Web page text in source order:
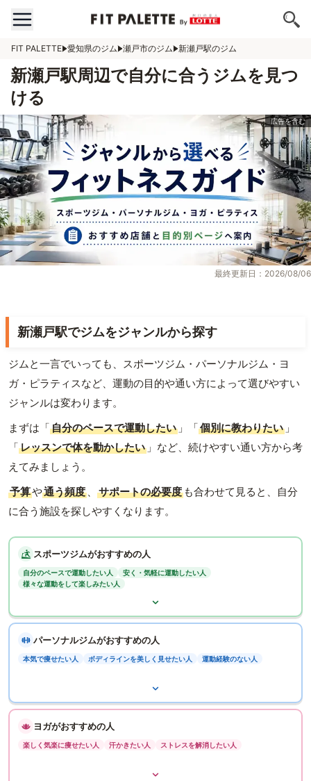
FIT PALETTE 愛知県のジム 瀬戸市のジム 新瀬戸駅のジム
新瀬戸駅周辺で自分に合うジムを見つ
ける
最終更新日：2026/08/06
新瀬戸駅でジムをジャンルから探す
ジムと一言でいっても、スポーツジム・パーソナルジム・ヨ
ガ・ピラティスなど、運動の目的や通い方によって選びやすい
ジャンルは変わります。
まずは「自分のペースで運動したい 」「個別に教わりたい 」
「レッスンで体を動かしたい 」など、続けやすい通い方から考
えてみましょう。
予算や通う頻度 、 サポートの必要度 も合わせて見ると、自分
に合う施設を探しやすくなります。
スポーツジムがおすすめの人
自分のペースで運動したい人
安く・気軽に運動したい人
様々な運動をして楽しみたい人
パーソナルジムがおすすめの人
本気で痩せたい人 ボディラインを美しく見せたい人 運動経験のない人
ヨガがおすすめの人
楽しく気楽に痩せたい人 汗かきたい人 ストレスを解消したい人